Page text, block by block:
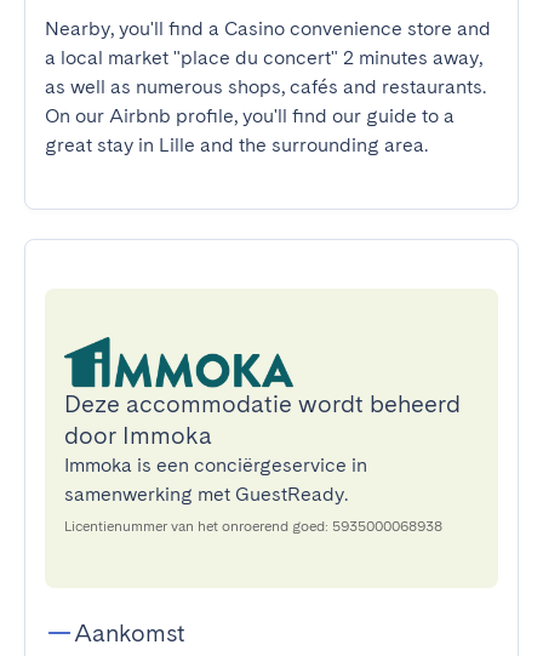
Nearby, you'll find a Casino convenience store and
a local market "place du concert" 2 minutes away,
as well as numerous shops, cafés and restaurants.
On our Airbnb profile, you'll find our guide to a
great stay in Lille and the surrounding area.
Deze accommodatie wordt beheerd
door Immoka
Immoka is een conciërgeservice in
samenwerking met GuestReady.
Licentienummer van het onroerend goed: 5935000068938
Aankomst